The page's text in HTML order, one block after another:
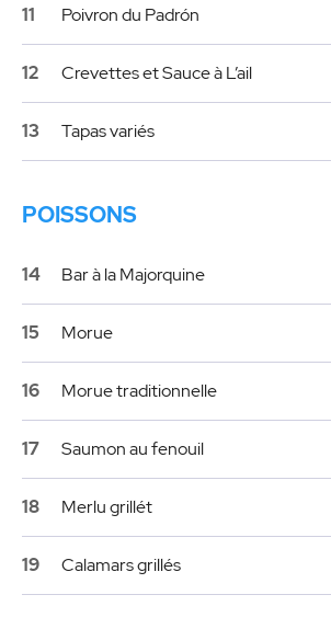
11 Poivron du Padrón
12 Crevettes et Sauce à L’ail
13 Tapas variés
POISSONS
14 Bar à la Majorquine
15 Morue
16 Morue traditionnelle
17 Saumon au fenouil
18 Merlu grillét
19 Calamars grillés